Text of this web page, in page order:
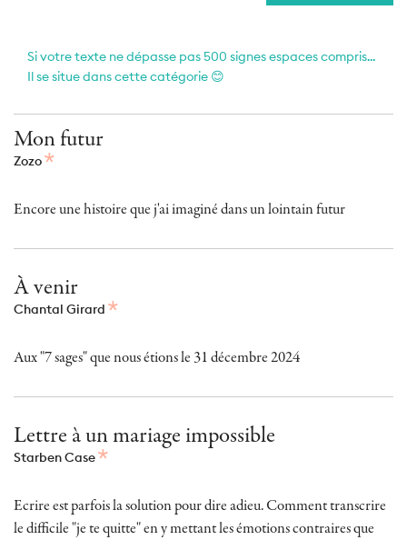
Si votre texte ne dépasse pas 500 signes espaces compris...
Il se situe dans cette catégorie 😊
Mon futur
Zozo
Encore une histoire que j'ai imaginé dans un lointain futur
À venir
Chantal Girard
Aux "7 sages" que nous étions le 31 décembre 2024
Lettre à un mariage impossible
Starben Case
Ecrire est parfois la solution pour dire adieu. Comment transcrire
le difficile "je te quitte" en y mettant les émotions contraires que